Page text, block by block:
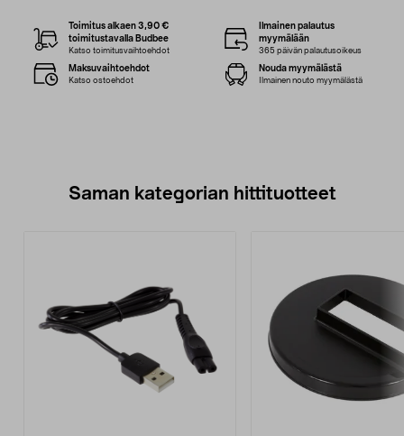
Toimitus alkaen 3,90 €
toimitustavalla Budbee
Katso toimitusvaihtoehdot
Ilmainen palautus
myymälään
365 päivän palautusoikeus
Maksuvaihtoehdot
Katso ostoehdot
Nouda myymälästä
Ilmainen nouto myymälästä
Saman kategorian hittituotteet